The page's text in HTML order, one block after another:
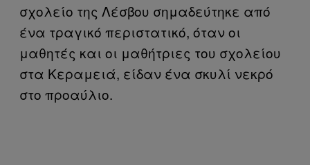
σχολείο της Λέσβου σημαδεύτηκε από
ένα τραγικό περιστατικό, όταν οι
μαθητές και οι μαθήτριες του σχολείου
στα Κεραμειά, είδαν ένα σκυλί νεκρό
στο προαύλιο.